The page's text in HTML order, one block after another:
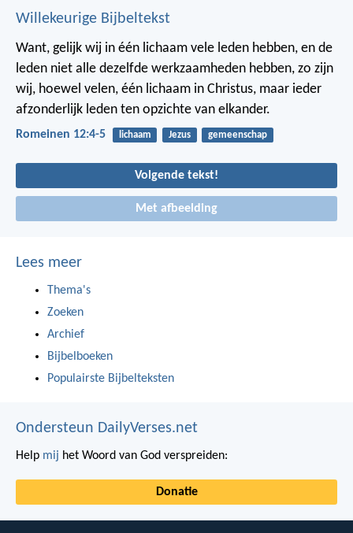
Willekeurige Bijbeltekst
Want, gelijk wij in één lichaam vele leden hebben, en de
leden niet alle dezelfde werkzaamheden hebben, zo zijn
wij, hoewel velen, één lichaam in Christus, maar ieder
afzonderlijk leden ten opzichte van elkander.
Romeinen 12:4-5 lichaam Jezus gemeenschap
Volgende tekst!
Met afbeelding
Lees meer
Thema's
Zoeken
Archief
Bijbelboeken
Populairste Bijbelteksten
Ondersteun DailyVerses.net
Help mij het Woord van God verspreiden:
Donatie